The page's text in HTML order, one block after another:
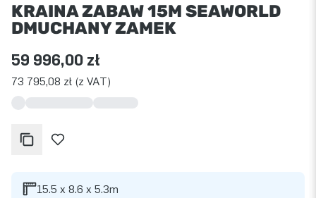
KRAINA ZABAW 15M SEAWORLD
DMUCHANY ZAMEK
59 996,00 zł
73 795,08 zł (z VAT)
15.5 x 8.6 x 5.3m